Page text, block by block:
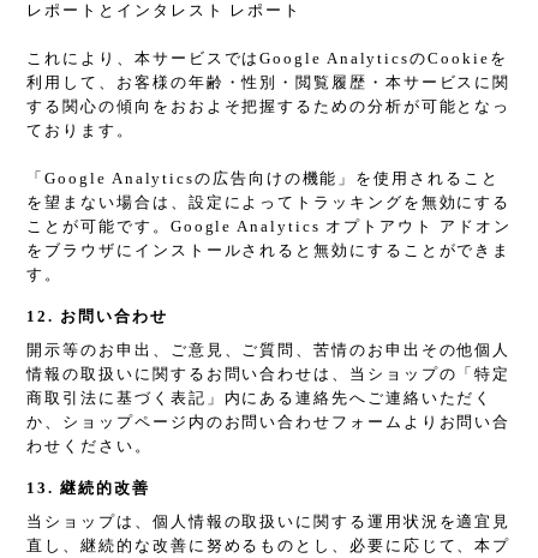
レポートとインタレスト レポート
これにより、本サービスではGoogle AnalyticsのCookieを
利用して、お客様の年齢・性別・閲覧履歴・本サービスに関
する関心の傾向をおおよそ把握するための分析が可能となっ
ております。
「Google Analyticsの広告向けの機能」を使用されること
を望まない場合は、設定によってトラッキングを無効にする
ことが可能です。Google Analytics オプトアウト アドオン
をブラウザにインストールされると無効にすることができま
す。
12. お問い合わせ
開示等のお申出、ご意見、ご質問、苦情のお申出その他個人
情報の取扱いに関するお問い合わせは、当ショップの「特定
商取引法に基づく表記」内にある連絡先へご連絡いただく
か、ショップページ内のお問い合わせフォームよりお問い合
わせください。
13. 継続的改善
当ショップは、個人情報の取扱いに関する運用状況を適宜見
直し、継続的な改善に努めるものとし、必要に応じて、本プ